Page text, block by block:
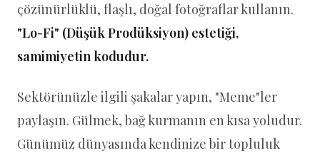
çözünürlüklü, flaşlı, doğal fotoğraflar kullanın.
"Lo-Fi" (Düşük Prodüksiyon) estetiği,
samimiyetin kodudur.
Sektörünüzle ilgili şakalar yapın, "Meme"ler
paylaşın. Gülmek, bağ kurmanın en kısa yoludur.
Günümüz dünyasında kendinize bir topluluk